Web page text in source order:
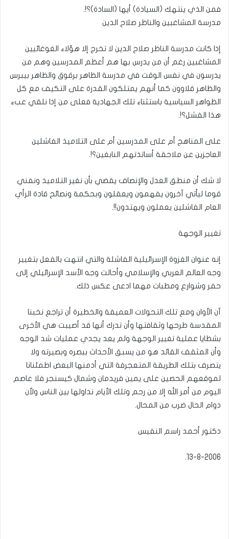
فمن الذي ينتهك (السيادة) أيها (السادة)؟!.
مدرسة المشاغبين والناظر صلاح الدين
إذا كانت مدرسة الناظر صلاح الدين لا تخرج إلا هؤلاء الغوغائيين
المشاغبين رغم أن من يدرس بها هم أعظم المدرسين وهم من
يدرسون في نفس الوقت في مدرسة الظاهر برقوق والظاهر بيبرس
والظاهر قلاوون كما أنهم يمتلكون القدرة على التكيف مع كل
الظواهر السياسية باستثناء تلك الجهادية فعلى من إذا نلقي عبء
هذا الفشل؟!.
على المناهج أم على المدرسين أم على التلاميذ الفاشلين
العاجزين عن ملاحقة أساتذتهم النابغين؟!.
لا شك أن منطق العدل والإنصاف يقضي بأن نغير التلاميذ ونفني
قوما ليأتي آخرون يفهمون ويعقلون وبحكمة ونصائح قادة الرأي
العام الفاشلين يعملون ويهتدون!!.
تغيير الوجهة
إنه عنوان الغزوة الإسرائيلية الفاشلة والتي انتهت بالفعل بتغيير
وجه العالم العربي والإسلامي وأحالت وجه الأسد الإسرائيلي إلى
حفر وشوارع ومطبات مهما ادعى عكس ذلك.
آن الأوان ومع تلك التحولات العميقة والخطيرة أن تراجع نخبنا
المقدسة طرحها وثقافتها وأن تدرك أنها قد أصيبت هي الأخرى
بشظايا عملية تغيير الوجهة ولم يعد يجدي عمليات شد الوجه
وأن المثقف القائد هو من يسبق الأحداث ببصره وبصيرته ولا
يتصرف بتلك الطريقة المتعجرفة التي أدمنها البعض اطمئنانا
لموقعهم الحصين على يمين فريدمان وشمال كيسنجر فلا عاصم
اليوم من أمر الله إلا من رحم وتلك الأيام نداولها بين الناس ولأن
دوام الحال ضرب من المحال.
دكتور أحمد راسم النفيس
13-8-2006.